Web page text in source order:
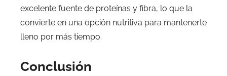
excelente fuente de proteínas y fibra, lo que la
convierte en una opción nutritiva para mantenerte
lleno por más tiempo.
Conclusión